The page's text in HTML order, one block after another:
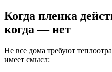
Когда пленка
когда — нет
Не все дома требуют
имеет смысл: